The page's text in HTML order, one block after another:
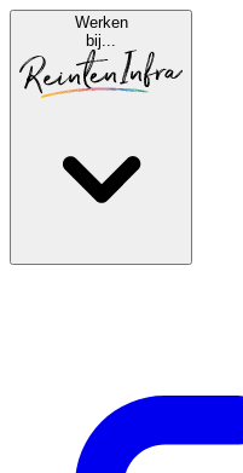
Werken
bij...